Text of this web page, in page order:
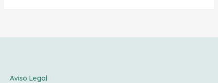
Aviso Legal